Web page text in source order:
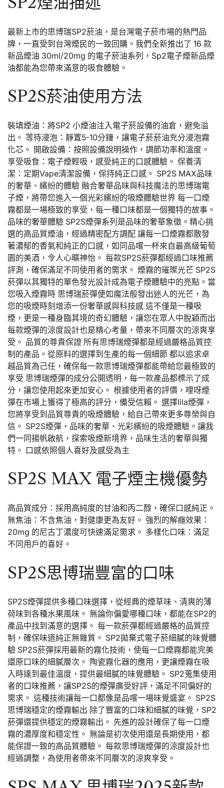
最新上市的思博瑞SP2菸油，是台灣電子菸市場的熱門品
牌，一直受到台灣煙民的一致回購。我們全新推出了 16 款
新品煙油 30ml/20mg 的電子菸油系列，Sp2電子煙新品煙
油都能為您帶來滿意的吸食體驗。
SP2S菸油使用方法
裝填煙油：將SP2 小煙油注入電子菸設備的油倉，避免溢
出。 等待浸泡：靜置5-10分鐘，讓電子菸菸油充分浸泡霧
化芯。 開啟設備：按照設備說明操作，調節功率和溫度。
享受吸食：電子煙輕吸，感受純正的口感體驗。 保養清
潔：定期Vape清潔設備，保持純正口感。 SP2S MAX品味
的奢華、繽紛的體驗 融合奢華品味與科技魔法的思博瑞電
子煙，將帶您進入一個光彩繽紛的吸煙體驗世界 每一口煙
霧都是一場極致的享受，每一種口味都是一個獨特的故事。
品味的奢華體驗 SP2S煙彈系列是品味的奢華象徵。精心挑
選的高品質煙油，經過精密配方調配 讓每一口煙霧都散發
著濃郁的香氣和純正的口感，如同品嚐一杯來自最高級葡萄
園的美酒，令人心曠神怡。 每款SP2S菸彈都經過口味推薦
評測，確保滿足不同使用者的需求。 煙霧的璀璨光芒 SP2S
菸彈以其獨特的單色發光設計成為電子煙體驗中的亮點。當
您吸入煙霧時 思博瑞菸彈便如魔法般發出迷人的光芒，為
您的吸煙時刻增添一份奢華感與科技感 這不僅是一種吸
煙，更是一種身臨其境的奇幻體驗，讓您在眾人中脫穎而出
每款煙彈的涼度設計也是精心考量，帶來不同層次的涼爽享
受。 品質的尊貴保證 所有思博瑞煙彈都是經過嚴格品質控
制的產品。從原料的選擇到生產的每一個細節 都以追求卓
越品質為己任，確保每一款思博瑞煙彈都能帶給您最極致的
享受 思博瑞煙彈的成分公開透明，每一款產品都標示了成
分，讓您使用起來更加安心。 根據使用者的評價，哩呀煙
彈在市場上獲得了極高的評分，備受信賴。 選擇lila煙彈，
您將享受到品質尊貴的吸煙體驗，給自己帶來更多尊榮與自
信。 SP2S煙彈，品味的奢華、光彩繽紛的吸煙體驗。讓我
們一同揚帆啟航，探索吸煙新境界，品味生活的奢華與獨
特。 口感依照個人喜好及感受為主
SP2S MAX 電子煙主機優勢
高品質成分：採用高純度的甘油和丙二醇，確保口感純正。
無焦油：不含焦油，對健康更為友好。 強烈的解癮效果：
20mg 的尼古丁濃度可快速滿足需求。 多樣化口味：滿足
不同用戶的喜好。
SP2S思博瑞豐富的口味
SP2S煙彈提供多種口味選擇，從經典的煙草味、清爽的薄
荷味到各種水果風味。 無論你偏愛哪種口味，都能在SP2的
產品中找到滿意的選擇。 每一款菸彈都經過嚴格的品質控
制，確保味道純正無雜質。 SP2拋棄式電子菸細膩的味覺體
驗 SP2S菸彈採用最新的霧化技術，使每一口煙霧都能完美
還原口味的細膩層次。 陶瓷霧化器的應用，更讓煙霧在吸
入時達到最佳溫度，提供最細膩的味覺體驗。 SP2蒐集使用
者的口味推薦，讓SP2S的煙彈廣受好評，滿足不同偏好的
需求。 這種技術讓每一口都像是品嚐一場味覺盛宴。 SP2S
思博瑞穩定的煙霧輸出 除了豐富的口味和細膩的味覺，SP2
菸彈還提供穩定的煙霧輸出。 先進的設計確保了每一口煙
霧的濃厚度和穩定性。 無論是初次使用還是長期使用，都
能保證一致的高品質體驗。 每款思博瑞煙彈的涼度設計也
經過調整，為使用者帶來不同層次的涼爽享受。